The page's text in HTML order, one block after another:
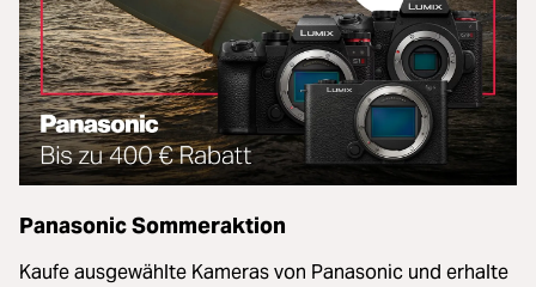
Panasonic Sommeraktion
Kaufe ausgewählte Kameras von Panasonic und erhalte